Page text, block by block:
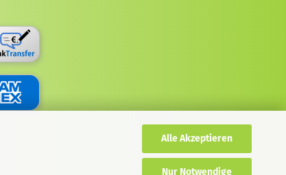
Alle Akzeptieren
Nur Notwendige